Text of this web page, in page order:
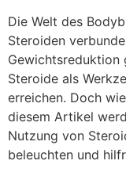
Die Welt des
Steroiden
Gewichtsreduktion
Steroide als
erreichen. Doch
diesem Artikel
Nutzung von
beleuchten und